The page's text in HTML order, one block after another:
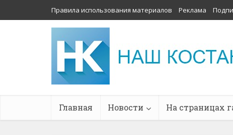
Правила использования материалов Реклама
Главная Новости На страницах